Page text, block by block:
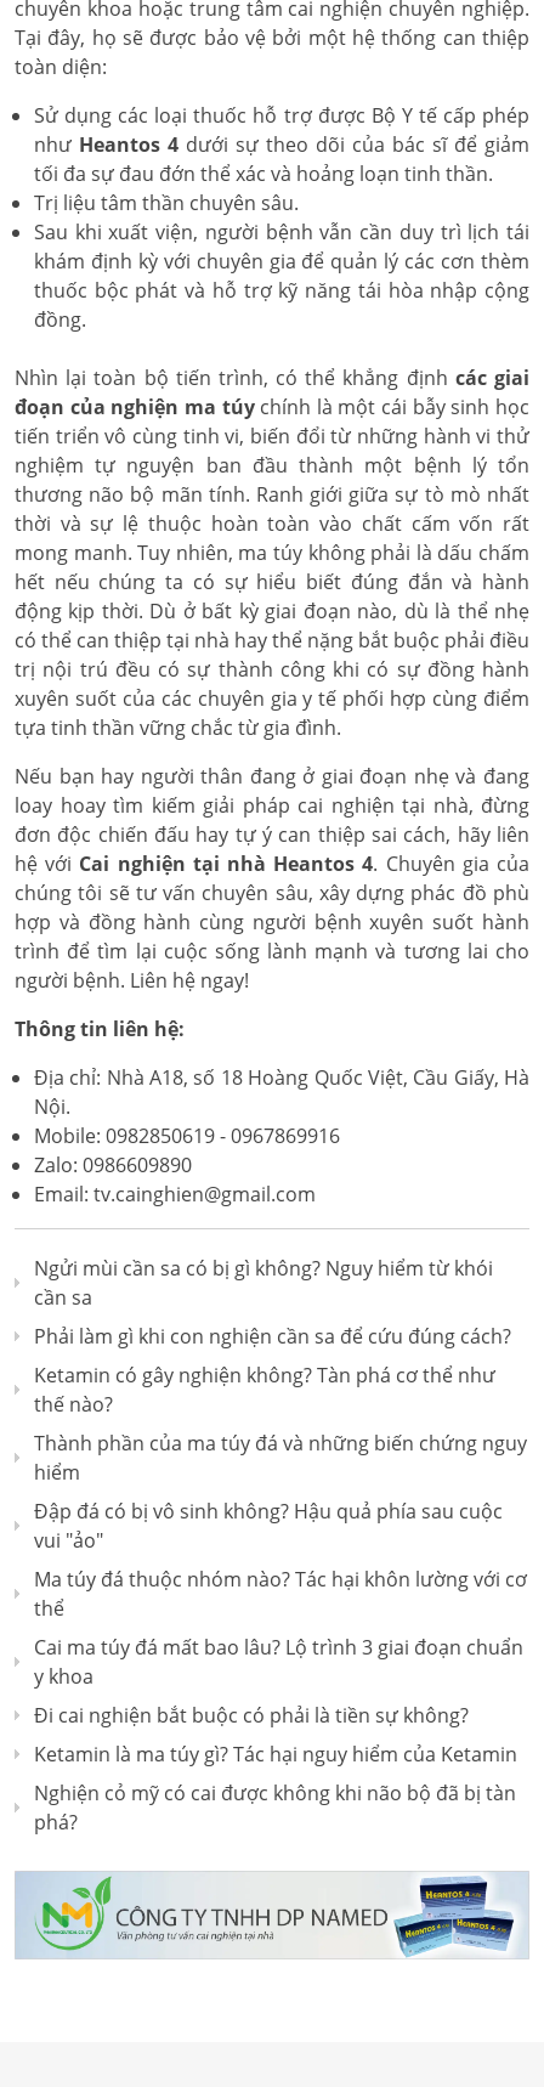
chuyên khoa hoặc trung tâm cai nghiện chuyên nghiệp.
Tại đây, họ sẽ được bảo vệ bởi một hệ thống can thiệp
toàn diện:
Sử dụng các loại thuốc hỗ trợ được Bộ Y tế cấp phép
như Heantos 4 dưới sự theo dõi của bác sĩ để giảm
tối đa sự đau đớn thể xác và hoảng loạn tinh thần.
Trị liệu tâm thần chuyên sâu.
Sau khi xuất viện, người bệnh vẫn cần duy trì lịch tái
khám định kỳ với chuyên gia để quản lý các cơn thèm
thuốc bộc phát và hỗ trợ kỹ năng tái hòa nhập cộng
đồng.
Nhìn lại toàn bộ tiến trình, có thể khẳng định các giai
đoạn của nghiện ma túychính là một cái bẫy sinh học
tiến triển vô cùng tinh vi, biến đổi từ những hành vi thử
nghiệm tự nguyện ban đầu thành một bệnh lý tổn
thương não bộ mãn tính. Ranh giới giữa sự tò mò nhất
thời và sự lệ thuộc hoàn toàn vào chất cấm vốn rất
mong manh. Tuy nhiên, ma túy không phải là dấu chấm
hết nếu chúng ta có sự hiểu biết đúng đắn và hành
động kịp thời. Dù ở bất kỳ giai đoạn nào, dù là thể nhẹ
có thể can thiệp tại nhà hay thể nặng bắt buộc phải điều
trị nội trú đều có sự thành công khi có sự đồng hành
xuyên suốt của các chuyên gia y tế phối hợp cùng điểm
tựa tinh thần vững chắc từ gia đình.
Nếu bạn hay người thân đang ở giai đoạn nhẹ và đang
loay hoay tìm kiếm giải pháp cai nghiện tại nhà, đừng
đơn độc chiến đấu hay tự ý can thiệp sai cách, hãy liên
hệ với Cai nghiện tại nhà Heantos 4. Chuyên gia của
chúng tôi sẽ tư vấn chuyên sâu, xây dựng phác đồ phù
hợp và đồng hành cùng người bệnh xuyên suốt hành
trình để tìm lại cuộc sống lành mạnh và tương lai cho
người bệnh. Liên hệ ngay!
Thông tin liên hệ:
Địa chỉ: Nhà A18, số 18 Hoàng Quốc Việt, Cầu Giấy, Hà
Nội.
Mobile: 0982850619 - 0967869916
Zalo: 0986609890
Email: tv.cainghien@gmail.com
Ngửi mùi cần sa có bị gì không? Nguy hiểm từ khói
cần sa
Phải làm gì khi con nghiện cần sa để cứu đúng cách?
Ketamin có gây nghiện không? Tàn phá cơ thể như
thế nào?
Thành phần của ma túy đá và những biến chứng nguy
hiểm
Đập đá có bị vô sinh không? Hậu quả phía sau cuộc
vui "ảo"
Ma túy đá thuộc nhóm nào? Tác hại khôn lường với cơ
thể
Cai ma túy đá mất bao lâu? Lộ trình 3 giai đoạn chuẩn
y khoa
Đi cai nghiện bắt buộc có phải là tiền sự không?
Ketamin là ma túy gì? Tác hại nguy hiểm của Ketamin
Nghiện cỏ mỹ có cai được không khi não bộ đã bị tàn
phá?